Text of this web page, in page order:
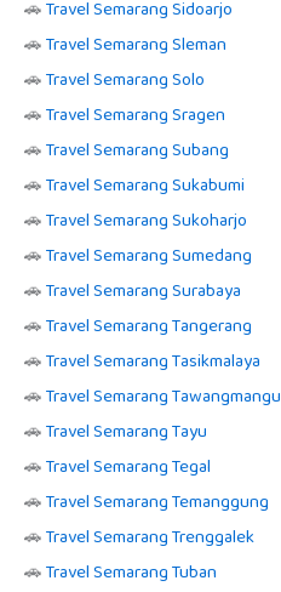
🚗Travel Semarang Sidoarjo
🚗Travel Semarang Sleman
🚗Travel Semarang Solo
🚗Travel Semarang Sragen
🚗Travel Semarang Subang
🚗Travel Semarang Sukabumi
🚗Travel Semarang Sukoharjo
🚗Travel Semarang Sumedang
🚗Travel Semarang Surabaya
🚗Travel Semarang Tangerang
🚗Travel Semarang Tasikmalaya
🚗Travel Semarang Tawangmangu
🚗Travel Semarang Tayu
🚗Travel Semarang Tegal
🚗Travel Semarang Temanggung
🚗Travel Semarang Trenggalek
🚗Travel Semarang Tuban